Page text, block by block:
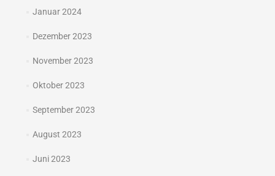
Januar 2024
Dezember 2023
November 2023
Oktober 2023
September 2023
August 2023
Juni 2023